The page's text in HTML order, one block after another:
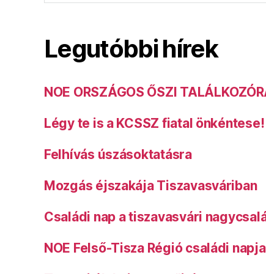
Legutóbbi hírek
NOE ORSZÁGOS ŐSZI
Légy te is a KCSSZ fiatal önkéntese!
Felhívás úszásoktatásra
Mozgás éjszakája Tiszavasváriban
Családi nap a tiszavasvári
NOE Felső-Tisza Régió családi